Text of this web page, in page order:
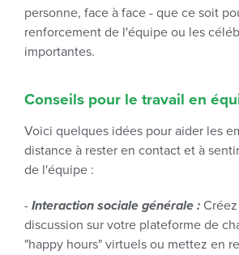
personne, face à face - que ce soit
renforcement de l'équipe ou les
importantes.
Conseils pour le travail en
Voici quelques idées pour aider les
distance à rester en contact et à
de l'équipe :
- Interaction sociale générale :
discussion sur votre plateforme de
"happy hours" virtuels ou mettez en